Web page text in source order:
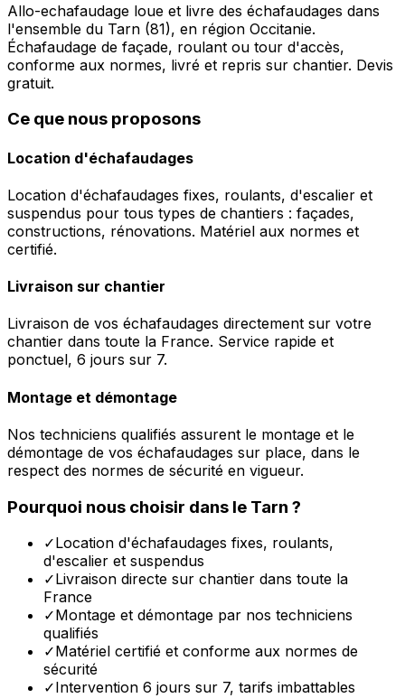
Allo-echafaudage loue et livre des échafaudages dans
l'ensemble du Tarn (81), en région Occitanie.
Échafaudage de façade, roulant ou tour d'accès,
conforme aux normes, livré et repris sur chantier. Devis
gratuit.
Ce que nous proposons
Location d'échafaudages
Location d'échafaudages fixes, roulants, d'escalier et
suspendus pour tous types de chantiers : façades,
constructions, rénovations. Matériel aux normes et
certifié.
Livraison sur chantier
Livraison de vos échafaudages directement sur votre
chantier dans toute la France. Service rapide et
ponctuel, 6 jours sur 7.
Montage et démontage
Nos techniciens qualifiés assurent le montage et le
démontage de vos échafaudages sur place, dans le
respect des normes de sécurité en vigueur.
Pourquoi nous choisir dans le Tarn ?
✓Location d'échafaudages fixes, roulants,
d'escalier et suspendus
✓Livraison directe sur chantier dans toute la
France
✓Montage et démontage par nos techniciens
qualifiés
✓Matériel certifié et conforme aux normes de
sécurité
✓Intervention 6 jours sur 7, tarifs imbattables